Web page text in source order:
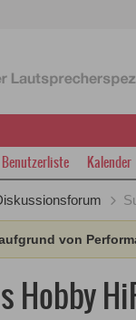
Benutzerliste Kalender
von
Hobby